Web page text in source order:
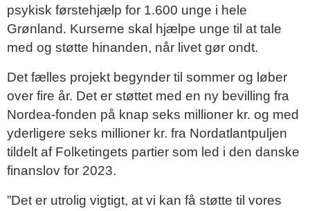
psykisk førstehjælp for 1.600 unge i hele
Grønland. Kurserne skal hjælpe unge til at tale
med og støtte hinanden, når livet gør ondt.
Det fælles projekt begynder til sommer og løber
over fire år. Det er støttet med en ny bevilling fra
Nordea-fonden på knap seks millioner kr. og med
yderligere seks millioner kr. fra Nordatlantpuljen
tildelt af Folketingets partier som led i den danske
finanslov for 2023.
”Det er utrolig vigtigt, at vi kan få støtte til vores